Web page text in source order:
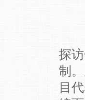
探
制
目